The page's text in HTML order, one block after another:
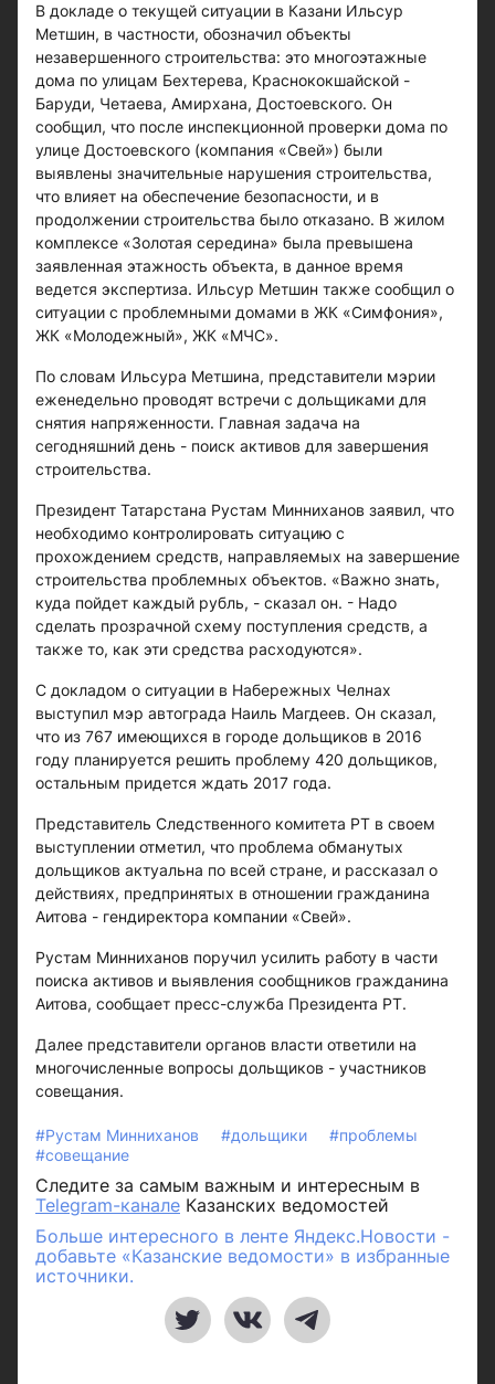
В докладе о текущей ситуации в Казани Ильсур
Метшин, в частности, обозначил объекты
незавершенного строительства: это многоэтажные
дома по улицам Бехтерева, Краснококшайской -
Баруди, Четаева, Амирхана, Достоевского. Он
сообщил, что после инспекционной проверки дома по
улице Достоевского (компания «Свей») были
выявлены значительные нарушения строительства,
что влияет на обеспечение безопасности, и в
продолжении строительства было отказано. В жилом
комплексе «Золотая середина» была превышена
заявленная этажность объекта, в данное время
ведется экспертиза. Ильсур Метшин также сообщил о
ситуации с проблемными домами в ЖК «Симфония»,
ЖК «Молодежный», ЖК «МЧС».
По словам Ильсура Метшина, представители мэрии
еженедельно проводят встречи с дольщиками для
снятия напряженности. Главная задача на
сегодняшний день - поиск активов для завершения
строительства.
Президент Татарстана Рустам Минниханов заявил, что
необходимо контролировать ситуацию с
прохождением средств, направляемых на завершение
строительства проблемных объектов. «Важно знать,
куда пойдет каждый рубль, - сказал он. - Надо
сделать прозрачной схему поступления средств, а
также то, как эти средства расходуются».
С докладом о ситуации в Набережных Челнах
выступил мэр автограда Наиль Магдеев. Он сказал,
что из 767 имеющихся в городе дольщиков в 2016
году планируется решить проблему 420 дольщиков,
остальным придется ждать 2017 года.
Представитель Следственного комитета РТ в своем
выступлении отметил, что проблема обманутых
дольщиков актуальна по всей стране, и рассказал о
действиях, предпринятых в отношении гражданина
Аитова - гендиректора компании «Свей».
Рустам Минниханов поручил усилить работу в части
поиска активов и выявления сообщников гражданина
Аитова, сообщает пресс-служба Президента РТ.
Далее представители органов власти ответили на
многочисленные вопросы дольщиков - участников
совещания.
#Рустам Минниханов #дольщики
#проблемы
#совещание
Следите за самым важным и интересным в
Telegram-канале Казанских ведомостей
Больше интересного в ленте Яндекс.Новости -
добавьте «Казанские ведомости» в избранные
источники.